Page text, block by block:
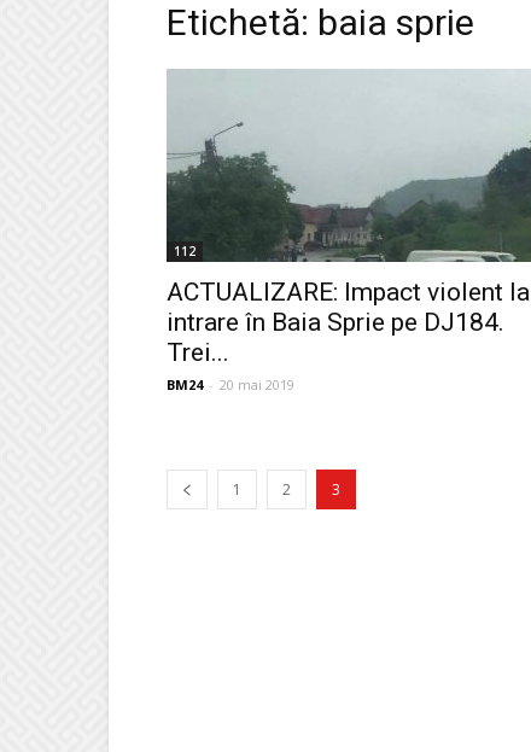
Etichetă: baia sprie
112
ACTUALIZARE: Impact violent la
intrare în Baia Sprie pe DJ184.
Trei...
BM24 - 20 mai 2019
1 2 3